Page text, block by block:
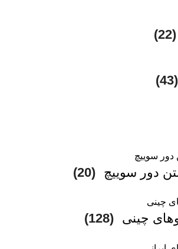
(22)
(43)
دور سوییچ (20)
چینی (128)